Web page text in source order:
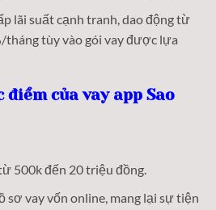
lãi suất cạnh tranh, dao động từ
tháng tùy vào gói vay được lựa
điểm của vay app Sao
500k đến 20 triệu đồng.
sơ vay vốn online, mang lại sự tiện